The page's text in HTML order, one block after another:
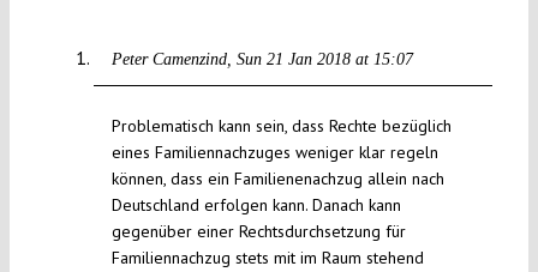
Peter Camenzind Sun 21 Jan 2018 at 15:07
Problematisch kann sein, dass Rechte bezüglich
eines Familiennachzuges weniger klar regeln
können, dass ein Familienenachzug allein nach
Deutschland erfolgen kann. Danach kann
gegenüber einer Rechtsdurchsetzung für
Familiennachzug stets mit im Raum stehend